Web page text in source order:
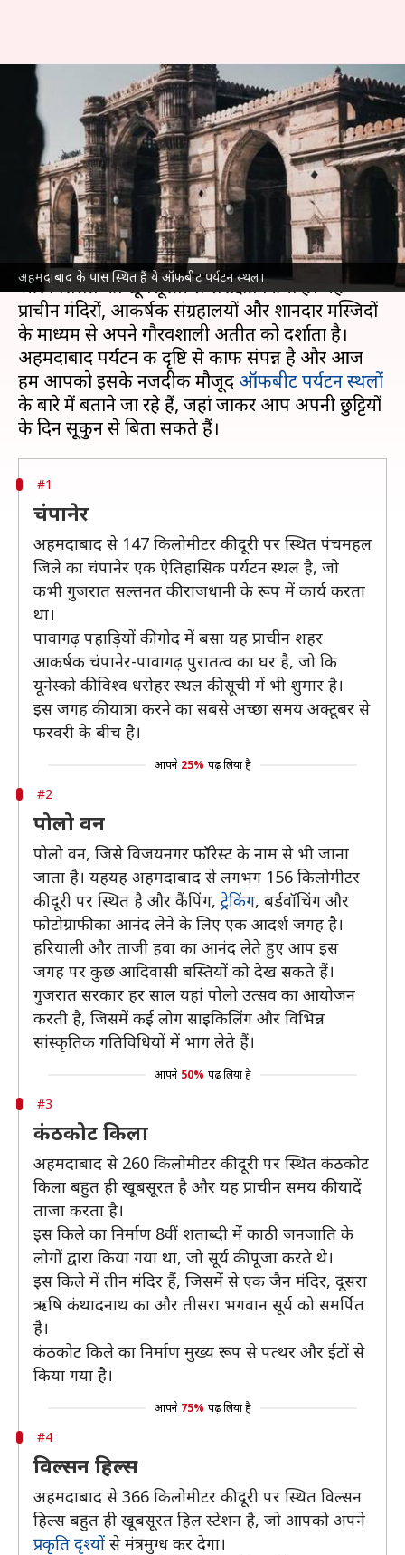
अहमदाबाद के पास स्थित हैं ये ऑफबीट पर्यटन स्थल।
अहमदाबाद के पास स्थित है ये
ऑफबीट पर्यटन स्थल, जहां की
खूबसूरती मोह लेगी आपका मन
लेखन अंजली May 08, 2022 06:00 am
क्या है खबर?
गुजरातकी राजधानी अहमदाबाद ने अपने समृद्ध इतिहास
और विरासत को खूबसूरती से संरक्षित किया है। यह
प्राचीन मंदिरों, आकर्षक संग्रहालयों और शानदार मस्जिदों
के माध्यम से अपने गौरवशाली अतीत को दर्शाता है।
अहमदाबाद पर्यटन की दृष्टि से काफी संपन्न है और आज
हम आपको इसके नजदीक मौजूद ऑफबीट पर्यटन स्थलों
के बारे में बताने जा रहे हैं, जहां जाकर आप अपनी छुट्टियों
#1
चंपानेर
अहमदाबाद से 147 किलोमीटर की दूरी पर स्थित पंचमहल
जिले का चंपानेर एक ऐतिहासिक पर्यटन स्थल है, जो
कभी गुजरात सल्तनत की राजधानी के रूप में कार्य करता
था।
पावागढ़ पहाड़ियों की गोद में बसा यह प्राचीन शहर
आकर्षक चंपानेर-पावागढ़ पुरातत्व का घर है, जो कि
यूनेस्को की विश्व धरोहर स्थल की सूची में भी शुमार है।
इस जगह की यात्रा करने का सबसे अच्छा समय अक्टूबर से
फरवरी के बीच है।
आपने 25% पढ़ लिया है
#2
पोलो वन
पोलो वन, जिसे विजयनगर फॉरेस्ट के नाम से भी जाना
जाता है। यहयह अहमदाबाद से लगभग 156 किलोमीटर
की दूरी पर स्थित है और कैंपिंग, ट्रेकिंग, बर्डवॉचिंग और
फोटोग्राफी का आनंद लेने के लिए एक आदर्श जगह है।
हरियाली और ताजी हवा का आनंद लेते हुए आप इस
जगह पर कुछ आदिवासी बस्तियों को देख सकते हैं।
गुजरात सरकार हर साल यहां पोलो उत्सव का आयोजन
करती है, जिसमें कई लोग साइकिलिंग और विभिन्न
सांस्कृतिक गतिविधियों में भाग लेते हैं।
आपने 50% पढ़ लिया है
#3
कंठकोट किला
अहमदाबाद से 260 किलोमीटर की दूरी पर स्थित कंठकोट
किला बहुत ही खूबसूरत है और यह प्राचीन समय की यादें
ताजा करता है।
इस किले का निर्माण 8वीं शताब्दी में काठी जनजाति के
लोगों द्वारा किया गया था, जो सूर्य की पूजा करते थे।
इस किले में तीन मंदिर हैं, जिसमें से एक जैन मंदिर, दूसरा
ऋषि कंथादनाथ का और तीसरा भगवान सूर्य को समर्पित
है।
कंठकोट किले का निर्माण मुख्य रूप से पत्थर और ईंटों से
किया गया है।
आपने 75% पढ़ लिया है
#4
विल्सन हिल्स
अहमदाबाद से 366 किलोमीटर की दूरी पर स्थित विल्सन
हिल्स बहुत ही खूबसूरत हिल स्टेशन है, जो आपको अपने
प्रकृति दृश्यों से मंत्रमुग्ध कर देगा।